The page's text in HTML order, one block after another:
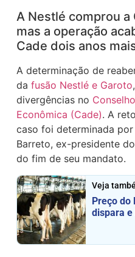
A Nestlé comprou a
mas a operação
Cade dois anos
A determinação de
dafusão Nestlé e Garoto
divergências no
Econômica (Cade). A
caso foi determinada
Barreto, ex-presidente
do fim de seu mandato.
Veja
Preço do
dispara